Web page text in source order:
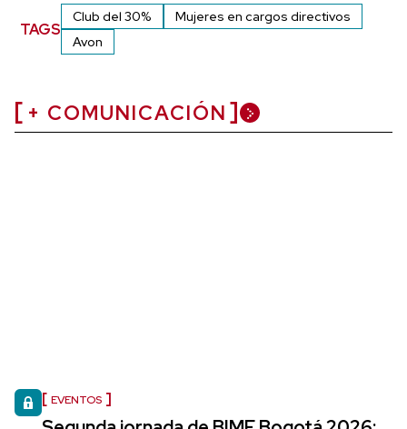
TAGS
Club del 30%
Mujeres en cargos directivos
Avon
+ COMUNICACIÓN
EVENTOS